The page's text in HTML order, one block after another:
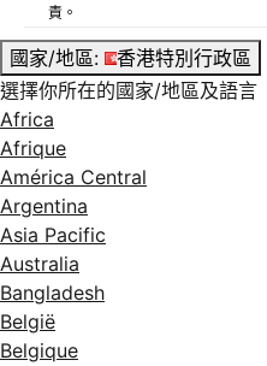
責。
國家/地區:
香港特別行政區
選擇你所在的國家/地區及語言
Africa
Afrique
América Central
Argentina
Asia Pacific
Australia
Bangladesh
België
Belgique